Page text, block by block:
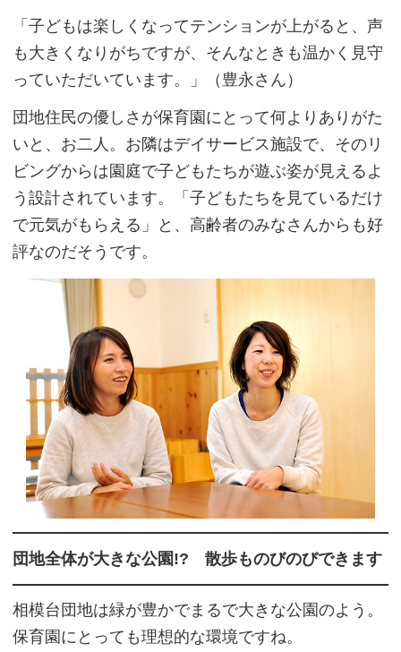
「子どもは楽しくなってテンションが上がると、声
も大きくなりがちですが、そんなときも温かく見守
っていただいています。」（豊永さん）
団地住民の優しさが保育園にとって何よりありがた
いと、お二人。お隣はデイサービス施設で、そのリ
ビングからは園庭で子どもたちが遊ぶ姿が見えるよ
う設計されています。「子どもたちを見ているだけ
で元気がもらえる」と、高齢者のみなさんからも好
評なのだそうです。
団地全体が大きな公園!? 散歩ものびのびできます
相模台団地は緑が豊かでまるで大きな公園のよう。
保育園にとっても理想的な環境ですね。